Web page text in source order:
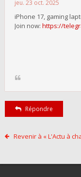
jeu. 23 oct. 2025
iPhone 17, gaming
Join now: https://
Répondre
Revenir à « L'Actu à